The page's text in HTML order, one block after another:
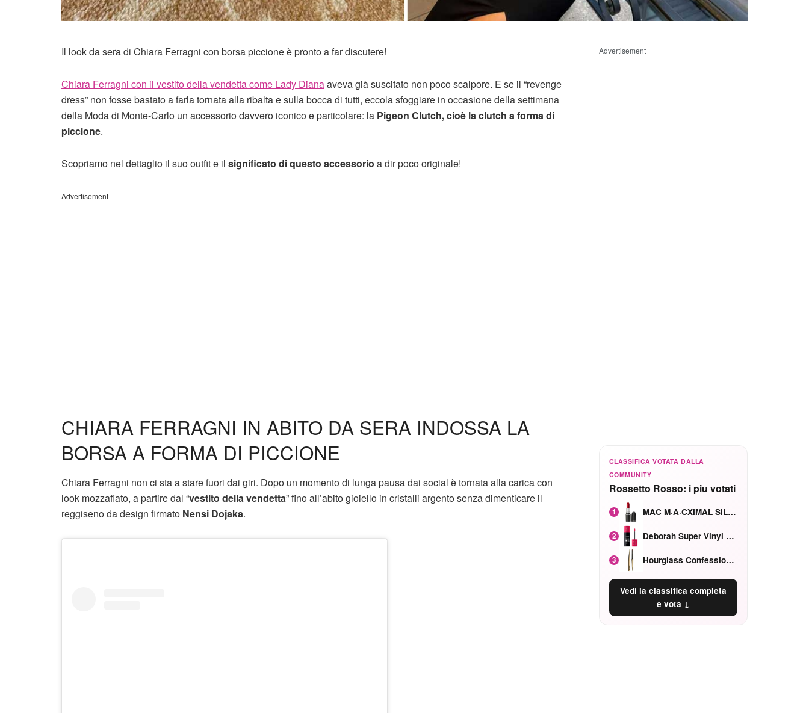
Il look da sera di Chiara Ferragni con borsa piccione è pronto a far discutere!
Chiara Ferragni con il vestito della vendetta come Lady Dianaaveva già suscitato non poco scalpore. E se il “revenge
dress” non fosse bastato a farla tornata alla ribalta e sulla bocca di tutti, eccola sfoggiare in occasione della settimana
della Moda di Monte-Carlo un accessorio davvero iconico e particolare: la Pigeon Clutch, cioè la clutch a forma di
piccione.
Scopriamo nel dettaglio il suo outfit e il significato di questo accessorio a dir poco originale!
Advertisement
CHIARA FERRAGNI IN ABITO DA SERA INDOSSA LA
BORSA A FORMA DI PICCIONE
Chiara Ferragni non ci sta a stare fuori dai giri. Dopo un momento di lunga pausa dai social è tornata alla carica con
look mozzafiato, a partire dal “vestito della vendetta” fino all’abito gioiello in cristalli argento senza dimenticare il
reggiseno da design firmato Nensi Dojaka.
Advertisement
CLASSIFICA VOTATA DALLA
COMMUNITY
Rossetto Rosso: i piu votati
1 MAC M·A·CXIMAL SILKY MATTE Red Rock mat
2 Deborah Super Vinyl Shake Rosa Ciliegia
3 Hourglass Confession Ricaricabile Ultra Preciso Ad Alta Intensità Secretly Classic Red
Vedi la classifica completa
e vota ↓